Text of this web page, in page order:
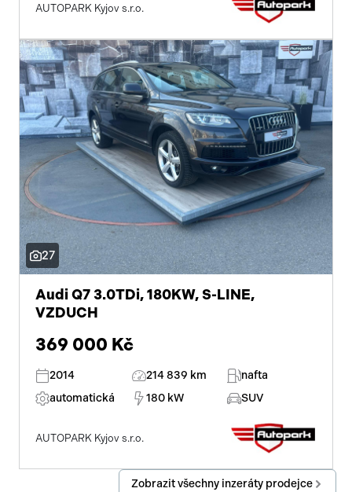
AUTOPARK Kyjov s.r.o.
27
Audi Q7 3.0TDi, 180KW, S-LINE,
VZDUCH
369 000 Kč
2014 214 839 km
nafta
automatická
180 kW SUV
AUTOPARK Kyjov s.r.o.
Zobrazit všechny inzeráty prodejce